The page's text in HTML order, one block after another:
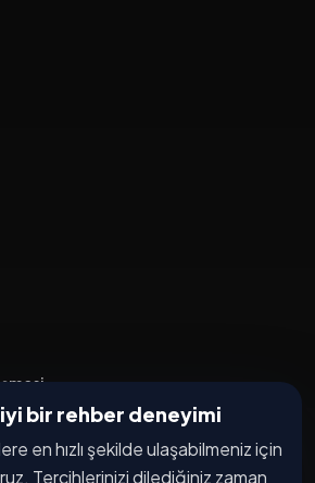
bir rehber deneyimi
en hızlı şekilde ulaşabilmeniz için
Tercihlerinizi dilediğiniz zaman